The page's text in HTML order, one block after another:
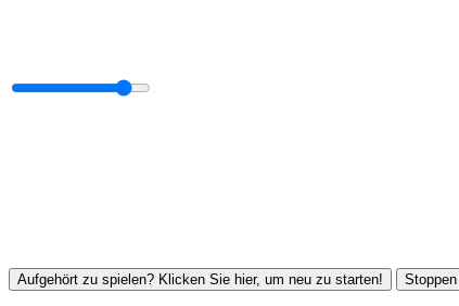
Aufgehört zu spielen? Klicken Sie hier, um neu zu starten!